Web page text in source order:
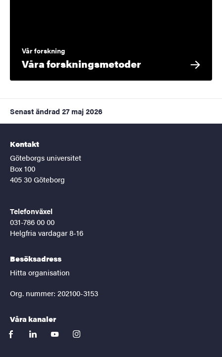
Vår forskning
Våra forskningsmetoder
Senast ändrad 27 maj 2026
Kontakt
Göteborgs universitet
Box 100
405 30 Göteborg
Telefonväxel
031-786 00 00
Helgfria vardagar 8-16
Besöksadress
Hitta organisation
Org. nummer: 202100-3153
Våra kanaler
facebooklinkedinyoutubeinstagram